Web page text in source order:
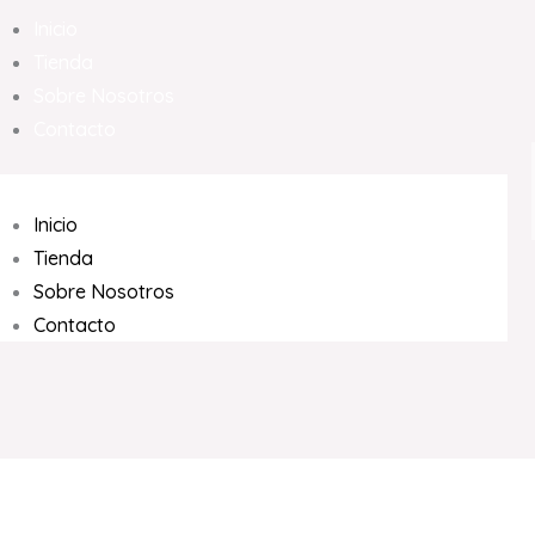
Inicio
Tienda
Sobre Nosotros
Contacto